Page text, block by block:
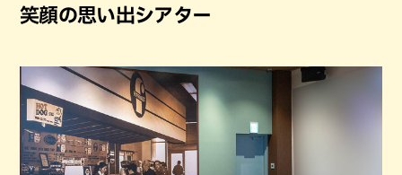
笑顔の思い出シアター